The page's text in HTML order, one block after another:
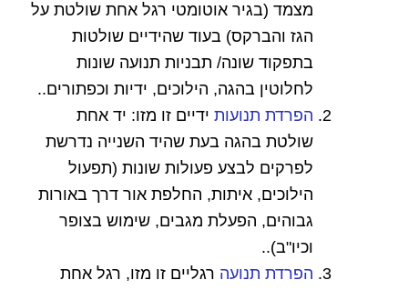
מצמד (בגיר אוטומטי רגל אחת שולטת על
הגז והברקס) בעוד שהידיים שולטות
בתפקוד שונה/ תבניות תנועה שונות
לחלוטין בהגה, הילוכים, ידיות וכפתורים..
הפרדת תנועות ידיים זו מזו: יד אחת
שולטת בהגה בעת שהיד השנייה נדרשת
לפרקים לבצע פעולות שונות (תפעול
הילוכים, איתות, החלפת אור דרך באורות
גבוהים, הפעלת מגבים, שימוש בצופר
וכיו"ב)..
הפרדת תנועה רגליים זו מזו, רגל אחת